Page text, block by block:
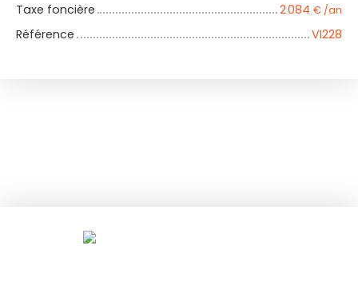
Taxe foncière
2 084 € /an
Référence VI228